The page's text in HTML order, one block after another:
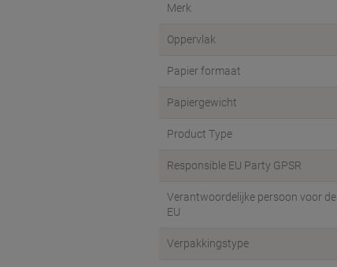
Merk
Oppervlak
Papier formaat
Papiergewicht
Product Type
Responsible EU Party GPSR
Verantwoordelijke persoon voor de
EU
Verpakkingstype